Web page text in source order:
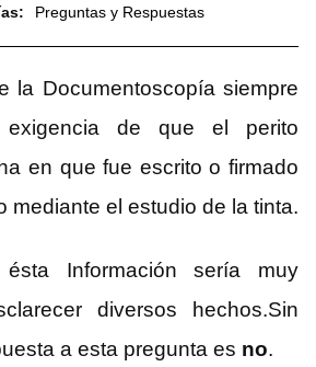
Preguntas y Respuestas
la Documentoscopía siempre
de que el perito
en que fue escrito o firmado
mediante el estudio de la tinta.
ésta Información sería muy
diversos hechos.Sin
a esta pregunta es no.